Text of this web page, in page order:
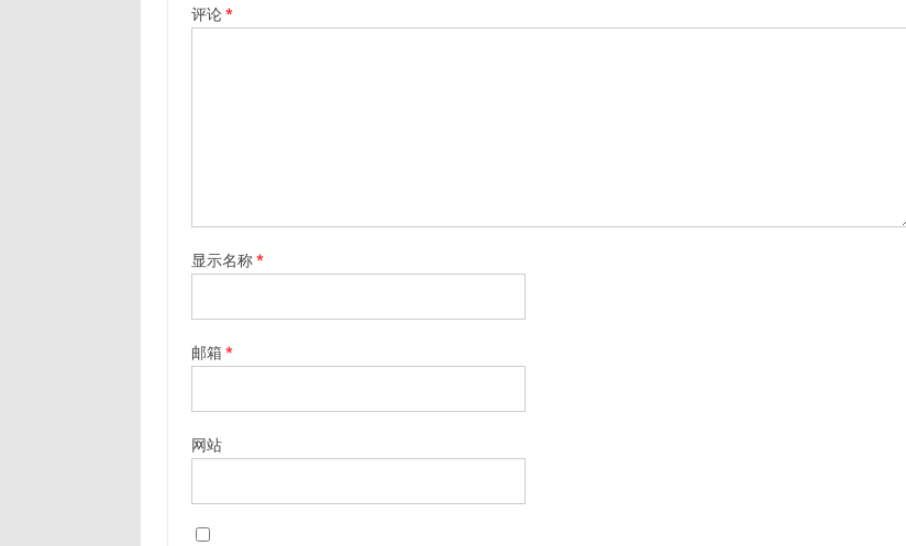
评论*
显示名称*
邮箱*
网站